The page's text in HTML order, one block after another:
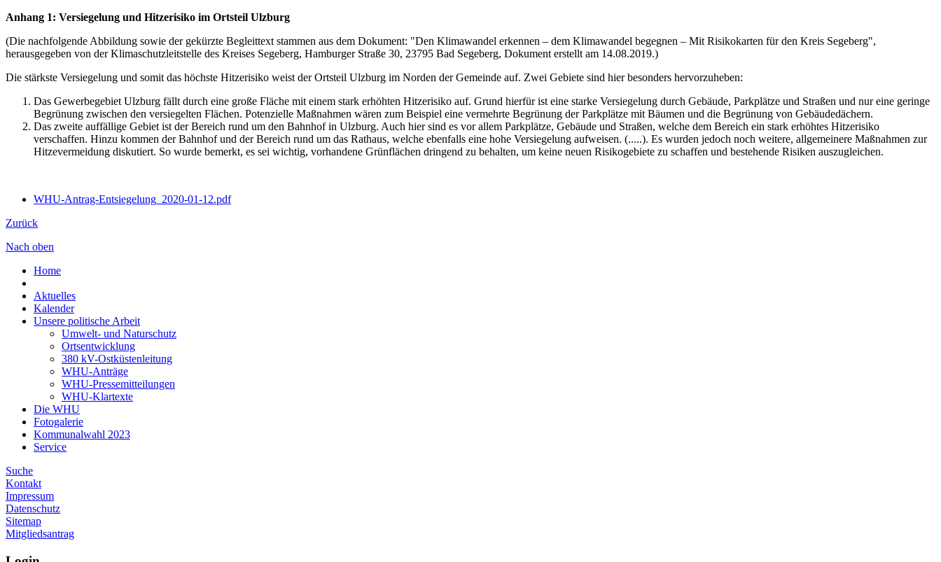
Anhang 1: Versiegelung und Hitzerisiko im Ortsteil Ulzburg
(Die nachfolgende Abbildung sowie der gekürzte Begleittext stammen aus dem Dokument: "Den Klimawandel erkennen – dem Klimawandel begegnen – Mit Risikokarten für den Kreis Segeberg",
herausgegeben von der Klimaschutzleitstelle des Kreises Segeberg, Hamburger Straße 30, 23795 Bad Segeberg, Dokument erstellt am 14.08.2019.)
Die stärkste Versiegelung und somit das höchste Hitzerisiko weist der Ortsteil Ulzburg im Norden der Gemeinde auf. Zwei Gebiete sind hier besonders hervorzuheben:
Das Gewerbegebiet Ulzburg fällt durch eine große Fläche mit einem stark erhöhten Hitzerisiko auf. Grund hierfür ist eine starke Versiegelung durch Gebäude, Parkplätze und Straßen und nur eine geringe
Begrünung zwischen den versiegelten Flächen. Potenzielle Maßnahmen wären zum Beispiel eine vermehrte Begrünung der Parkplätze mit Bäumen und die Begrünung von Gebäudedächern.
Das zweite auffällige Gebiet ist der Bereich rund um den Bahnhof in Ulzburg. Auch hier sind es vor allem Parkplätze, Gebäude und Straßen, welche dem Bereich ein stark erhöhtes Hitzerisiko
verschaffen. Hinzu kommen der Bahnhof und der Bereich rund um das Rathaus, welche ebenfalls eine hohe Versiegelung aufweisen. (.....). Es wurden jedoch noch weitere, allgemeinere Maßnahmen zur
Hitzevermeidung diskutiert. So wurde bemerkt, es sei wichtig, vorhandene Grünflächen dringend zu behalten, um keine neuen Risikogebiete zu schaffen und bestehende Risiken auszugleichen.
WHU-Antrag-Entsiegelung_2020-01-12.pdf
Zurück
Nach oben
Home
Aktuelles
Kalender
Unsere politische Arbeit
Umwelt- und Naturschutz
Ortsentwicklung
380 kV-Ostküstenleitung
WHU-Anträge
WHU-Pressemitteilungen
WHU-Klartexte
Die WHU
Fotogalerie
Kommunalwahl 2023
Service
Suche
Kontakt
Impressum
Datenschutz
Sitemap
Mitgliedsantrag